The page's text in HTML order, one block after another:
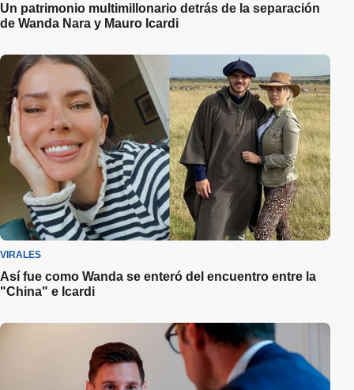
Un patrimonio multimillonario detrás de la separación
de Wanda Nara y Mauro Icardi
VIRALES
Así fue como Wanda se enteró del encuentro entre la
"China" e Icardi